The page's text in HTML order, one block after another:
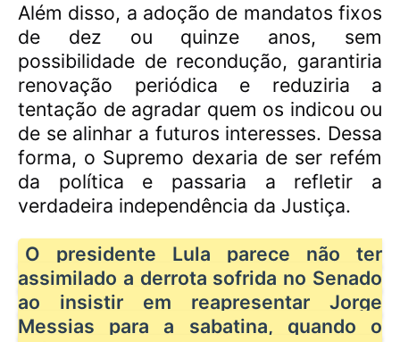
Além disso, a adoção de mandatos fixos
de dez ou quinze anos, sem
possibilidade de recondução, garantiria
renovação periódica e reduziria a
tentação de agradar quem os indicou ou
de se alinhar a futuros interesses. Dessa
forma, o Supremo dexaria de ser refém
da política e passaria a refletir a
verdadeira independência da Justiça.
O presidente Lula parece não ter
assimilado a derrota sofrida no Senado
ao insistir em reapresentar Jorge
Messias para a sabatina, quando o